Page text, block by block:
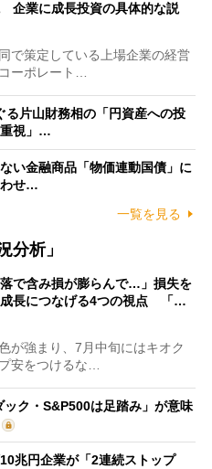
企業に成長投資の具体的な説
で策定している上場企業の経営
ーポレート…
る片山財務相の「円資産への投
視」…
い金融商品「物価連動国債」に
せ…
一覧を見る
分析」
落で含み損が膨らんで…」損失を
成長につなげる4つの視点 「…
が強まり、7月中旬にはキオク
安をつけるな…
ック・S&P500は足踏み」が意味
兆円企業が「2連続ストップ